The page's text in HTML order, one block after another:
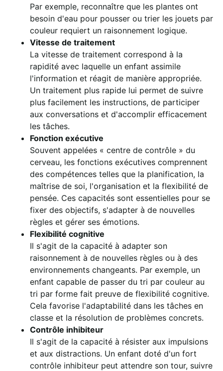
Par exemple, reconnaître que les plantes ont
besoin d'eau pour pousser ou trier les jouets par
couleur requiert un raisonnement logique.
Vitesse de traitement
La vitesse de traitement correspond à la
rapidité avec laquelle un enfant assimile
l'information et réagit de manière appropriée.
Un traitement plus rapide lui permet de suivre
plus facilement les instructions, de participer
aux conversations et d'accomplir efficacement
les tâches.
Fonction exécutive
Souvent appelées « centre de contrôle » du
cerveau, les fonctions exécutives comprennent
des compétences telles que la planification, la
maîtrise de soi, l'organisation et la flexibilité de
pensée. Ces capacités sont essentielles pour se
fixer des objectifs, s'adapter à de nouvelles
règles et gérer ses émotions.
Flexibilité cognitive
Il s'agit de la capacité à adapter son
raisonnement à de nouvelles règles ou à des
environnements changeants. Par exemple, un
enfant capable de passer du tri par couleur au
tri par forme fait preuve de flexibilité cognitive.
Cela favorise l'adaptabilité dans les tâches en
classe et la résolution de problèmes concrets.
Contrôle inhibiteur
Il s'agit de la capacité à résister aux impulsions
et aux distractions. Un enfant doté d'un fort
contrôle inhibiteur peut attendre son tour, suivre